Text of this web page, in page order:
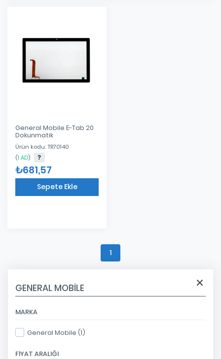
GENERAL MOBILE
MARKA
General Mobile (1)
FIYAT ARALIĞI
General Mobile E-Tab 20
Dokunmatik
Ürün kodu: TR70140
(1 AD)
₺681,57
Sepete Ekle
1